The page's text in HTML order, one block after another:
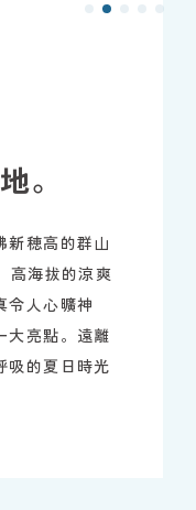
。
新穂高的群山
高海拔的涼爽
令人心曠神
大亮點。遠離
吸的夏日時光